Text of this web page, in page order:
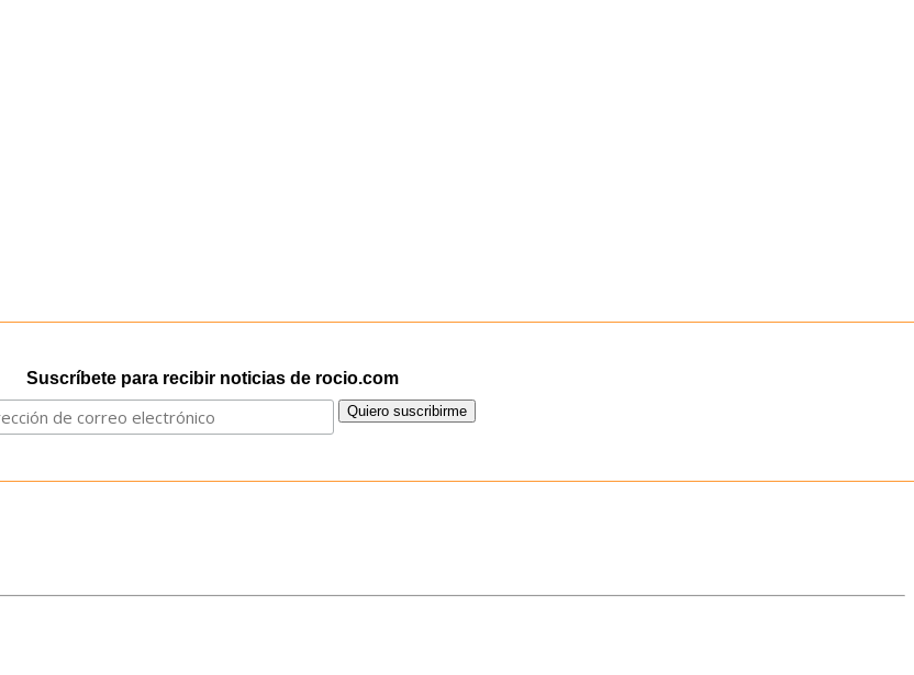
Suscríbete para recibir noticias de rocio.com